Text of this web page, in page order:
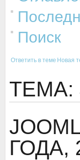
Поиск
Ответить в теме Новая
ТЕМА:
ГОДА,